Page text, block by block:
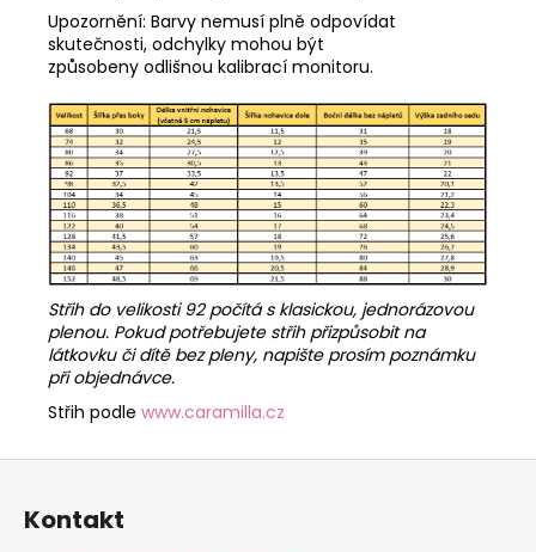
Upozornění: Barvy nemusí plně odpovídat
skutečnosti, odchylky mohou být
způsobeny odlišnou kalibrací monitoru.
Střih do velikosti 92 počítá s klasickou, jednorázovou
plenou. Pokud potřebujete střih přizpůsobit na
látkovku či dítě bez pleny, napište prosím poznámku
při objednávce.
Střih podle www.caramilla.cz
Z
Kontakt